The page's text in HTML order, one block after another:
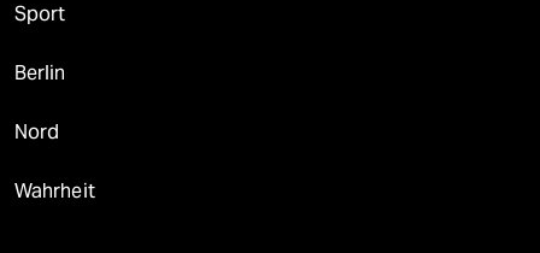
Sport
Berlin
Nord
Wahrheit